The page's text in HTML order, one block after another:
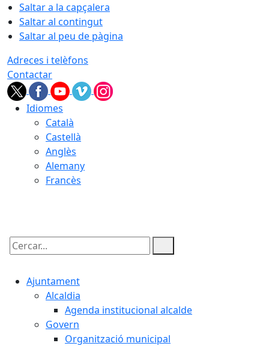
Saltar a la capçalera
Saltar al contingut
Saltar al peu de pàgina
Adreces i telèfons
Contactar
Idiomes
Català
Castellà
Anglès
Alemany
Francès
Cercar:
Ajuntament
Alcaldia
Agenda institucional alcalde
Govern
Organització municipal